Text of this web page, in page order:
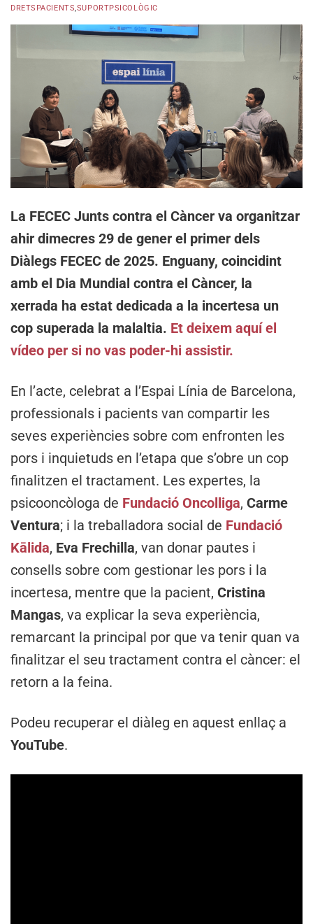
DRETSPACIENTS,SUPORTPSICOLÒGIC
La FECEC Junts contra el Càncer va organitzar
ahir dimecres 29 de gener el primer dels
Diàlegs FECEC de 2025. Enguany, coincidint
amb el Dia Mundial contra el Càncer, la
xerrada ha estat dedicada a la incertesa un
cop superada la malaltia. Et deixem aquí el
vídeo per si no vas poder-hi assistir.
En l’acte, celebrat a l’Espai Línia de Barcelona,
professionals i pacients van compartir les
seves experiències sobre com enfronten les
pors i inquietuds en l’etapa que s’obre un cop
finalitzen el tractament. Les expertes, la
psicooncòloga de Fundació Oncolliga, Carme
Ventura; i la treballadora social de Fundació
Kālida, Eva Frechilla, van donar pautes i
consells sobre com gestionar les pors i la
incertesa, mentre que la pacient, Cristina
Mangas, va explicar la seva experiència,
remarcant la principal por que va tenir quan va
finalitzar el seu tractament contra el càncer: el
retorn a la feina.
Podeu recuperar el diàleg en aquest enllaç a
YouTube.